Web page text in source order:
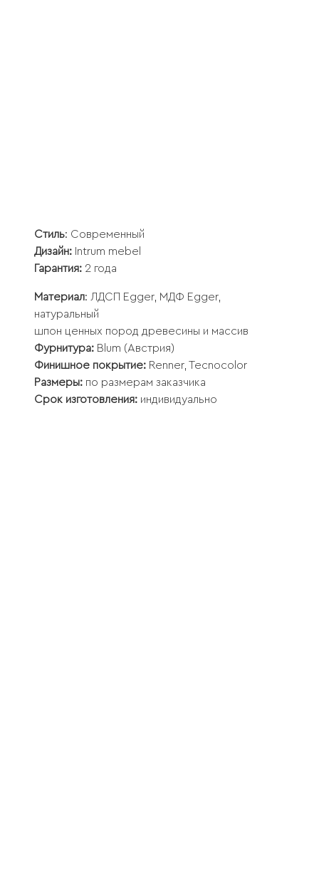
Стиль: Современный
Дизайн: Intrum mebel
Гарантия: 2 года
Материал: ЛДСП Egger, МДФ Egger,
натуральный
шпон ценных пород древесины и массив
Фурнитура: Blum (Австрия)
Финишное покрытие: Renner, Tecnocolor
Размеры: по размерам заказчика
Срок изготовления: индивидуально